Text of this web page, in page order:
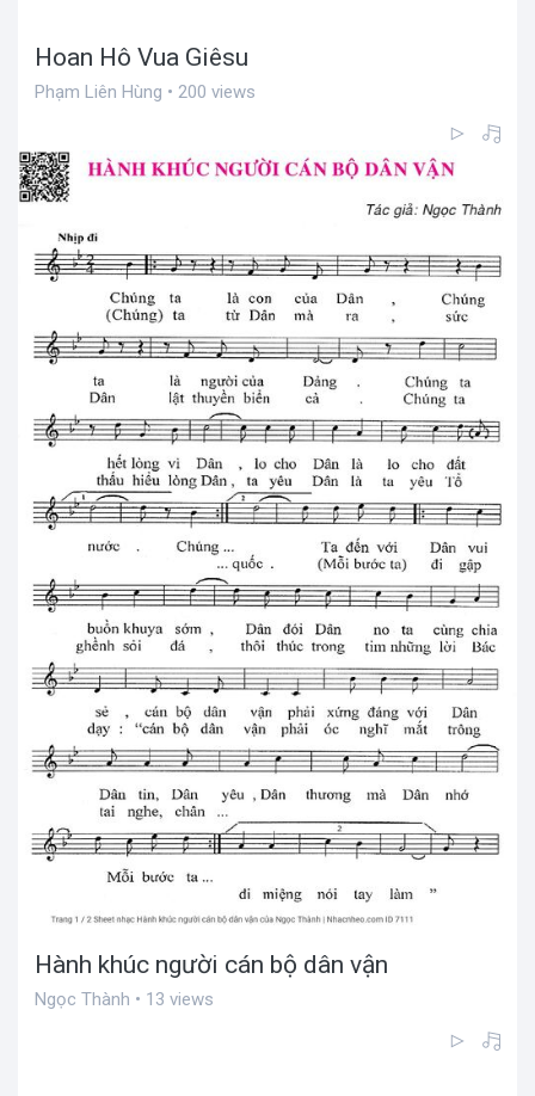
Hoan Hô Vua Giêsu
Phạm Liên Hùng • 200 views
Hành khúc người cán bộ dân vận
Ngọc Thành • 13 views